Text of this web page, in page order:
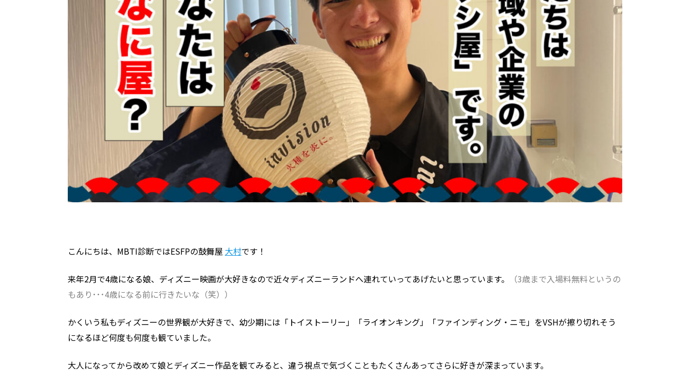
こんにちは、MBTI診断ではESFPの鼓舞屋 大村です！
来年2月で4歳になる娘、ディズニー映画が大好きなので近々ディズニーランドへ連れていってあげたいと思っています。
（3歳まで入場料無料というの
もあり･･･4歳になる前に行きたいな（笑））
かくいう私もディズニーの世界観が大好きで、幼少期には「トイストーリー」「ライオンキング」「ファインディング・ニモ」をVSHが擦り切れそう
になるほど何度も何度も観ていました。
大人になってから改めて娘とディズニー作品を観てみると、違う視点で気づくこともたくさんあってさらに好きが深まっています。